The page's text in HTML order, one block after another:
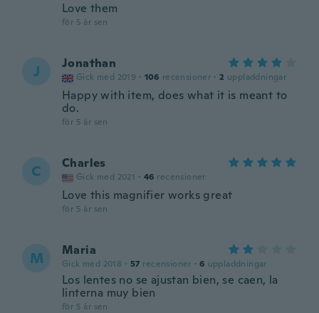
Love them
för 5 år sen
J Jonathan
Gick med 2019 · 106 recensioner · 2 uppladdningar
Happy with item, does what it is meant to
do.
för 5 år sen
C Charles
Gick med 2021 · 46 recensioner
Love this magnifier works great
för 5 år sen
M Maria
Gick med 2018 · 57 recensioner · 6 uppladdningar
Los lentes no se ajustan bien, se caen, la
linterna muy bien
för 5 år sen